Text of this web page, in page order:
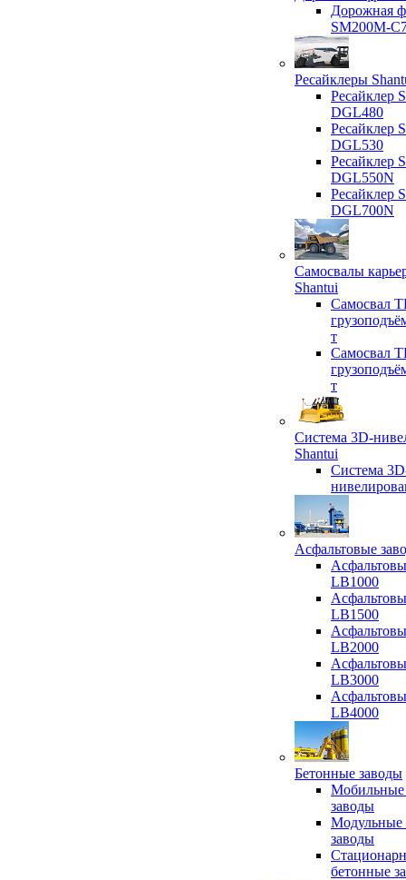
Дорожная
SM200M-
Ресайклеры
Ресайклер
DGL480
Ресайклер
DGL530
Ресайклер
DGL550N
Ресайклер
DGL700N
Самосвалы
Shantui
Самосвал
т
Самосвал
т
Система 3D-
Shantui
Система
Асфальтовые
LB1000
LB1500
LB2000
LB3000
LB4000
Бетонные заводы
Мобильные
заводы
Модульные
заводы
бетонные